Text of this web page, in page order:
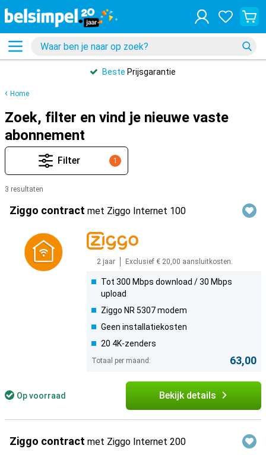
Beste Prijsgarantie
Home
Zoek, filter en vind je nieuwe vaste
abonnement
1
Filter
3 resultaten
Producten
Ziggo contract met Ziggo Internet 100
2 jaar Exclusief € 20,00 aansluitkosten.
Tot 300 Mbps download / 30 Mbps
upload
Ziggo NR 5307 modem
Geen installatiekosten
20 4K-zenders
Totaal per maand: 63,00
Op voorraad Bekijk details
Ziggo contract met Ziggo Internet 200